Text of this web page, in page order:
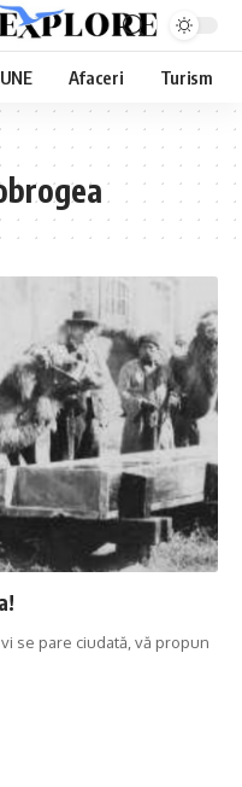
Afaceri Turism
se pare ciudată, vă propun